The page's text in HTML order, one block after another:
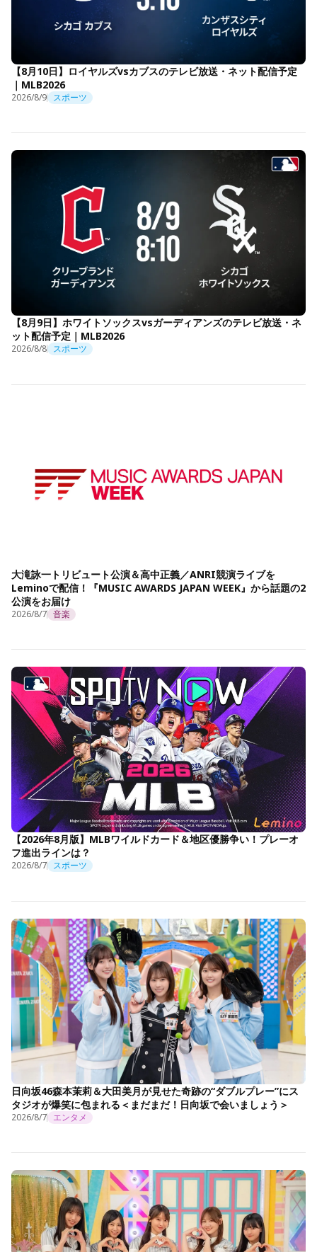
【8月10日】ロイヤルズvsカブスのテレビ放送・ネット配信予定
｜MLB2026
2026/8/9 スポーツ
【8月9日】ホワイトソックスvsガーディアンズのテレビ放送・ネ
ット配信予定｜MLB2026
2026/8/8 スポーツ
大滝詠一トリビュート公演＆高中正義／ANRI競演ライブを
Leminoで配信！『MUSIC AWARDS JAPAN WEEK』から話題の2
公演をお届け
2026/8/7 音楽
【2026年8月版】MLBワイルドカード＆地区優勝争い！プレーオ
フ進出ラインは？
2026/8/7 スポーツ
日向坂46森本茉莉＆大田美月が見せた奇跡の“ダブルプレー”にス
タジオが爆笑に包まれる＜まだまだ！日向坂で会いましょう＞
2026/8/7 エンタメ